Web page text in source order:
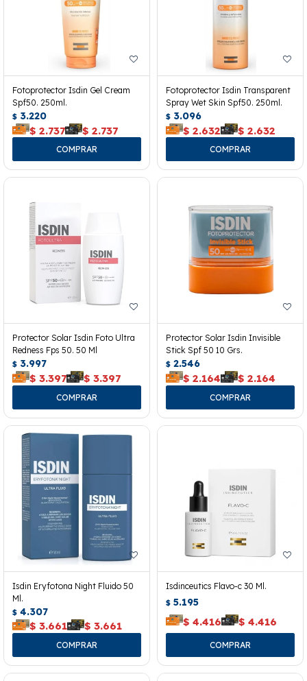
Fotoprotector Isdin Gel Cream
Spf50. 250ml.
$ 3.220
$ 2.737 $ 2.737
Fotoprotector Isdin Transparent
Spray Wet Skin Spf50. 250ml.
$ 3.096
$ 2.632 $ 2.632
Protector Solar Isdin Foto Ultra
Redness Fps 50. 50 Ml
$ 3.997
$ 3.397 $ 3.397
Protector Solar Isdin Invisible
Stick Spf 50 10 Grs.
$ 2.546
$ 2.164 $ 2.164
Isdin Eryfotona Night Fluido 50
Ml.
$ 4.307
$ 3.661 $ 3.661
Isdinceutics Flavo-c 30 Ml.
$ 5.195
$ 4.416 $ 4.416